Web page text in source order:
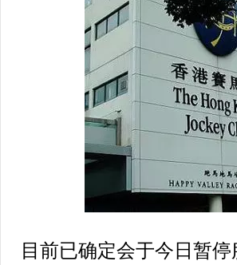
目前已确定会于今日暂